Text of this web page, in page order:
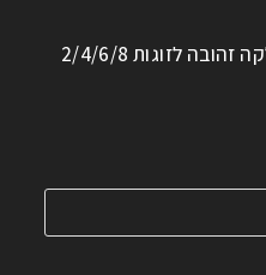
טבעת נירוסטה חלקה זהובה לזוגות 2/4/6/8